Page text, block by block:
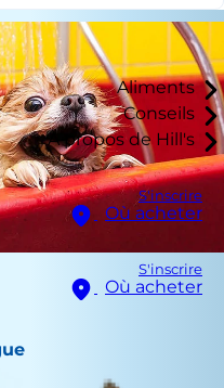
Aliments
Conseils
À propos de Hill's
S'inscrire
Où acheter
S'inscrire
Où acheter